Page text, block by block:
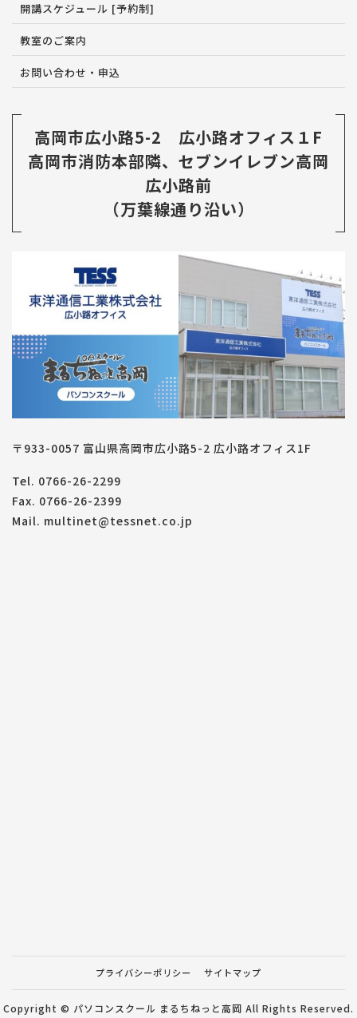
開講スケジュール [予約制]
教室のご案内
お問い合わせ・申込
高岡市広小路5-2 広小路オフィス１F
高岡市消防本部隣、セブンイレブン高岡
広小路前
（万葉線通り沿い）
〒933-0057 富山県高岡市広小路5-2 広小路オフィス1F
Tel. 0766-26-2299
Fax. 0766-26-2399
Mail. multinet@tessnet.co.jp
プライバシーポリシー サイトマップ
Copyright © パソコンスクール まるちねっと高岡 All Rights Reserved.